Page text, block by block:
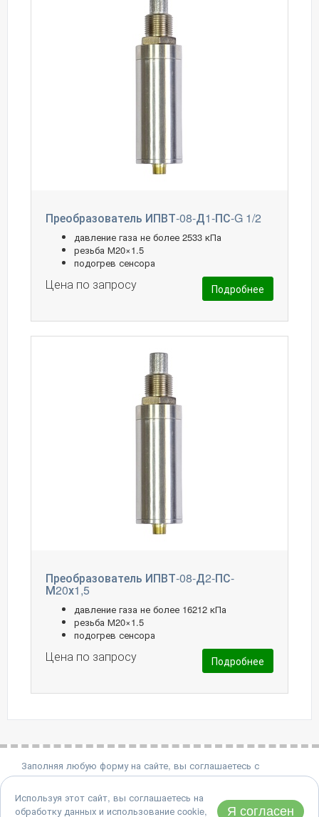
Преобразователь ИПВТ-08-Д1-ПС-G 1/2
давление газа не более 2533 кПа
резьба М20×1.5
подогрев сенсора
Цена по запросу Подробнее
Преобразователь ИПВТ-08-Д2-ПС-
М20х1,5
давление газа не более 16212 кПа
резьба М20×1.5
подогрев сенсора
Цена по запросу Подробнее
Заполняя любую форму на сайте, вы соглашаетесь с
политикой конфиденциальности.
8 (495) 651-06-22
Адрес: 124460, Москва, Зеленоград, проезд 4922, дом 4, стр.
Используя этот сайт, вы соглашаетесь на
обработку данных и использование cookie,
Я согласен